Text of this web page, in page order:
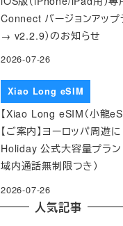
Connect バージョンアップ
→ v2.2.9）のお知らせ
2026-07-26
Xiao Long eSIM
【Xiao Long eSIM（小龍
【ご案内】ヨーロッパ周
Holiday 公式大容量プラン
域内通話無制限つき）
2026-07-26
人気記事